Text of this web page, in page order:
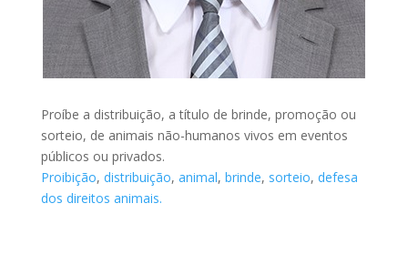
Proíbe a distribuição, a título de brinde, promoção ou
sorteio, de animais não-humanos vivos em eventos
públicos ou privados.
Proibição, distribuição, animal, brinde, sorteio, defesa
dos direitos animais.